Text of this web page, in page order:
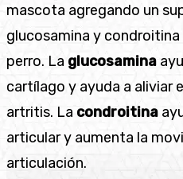
mascota agregando un
glucosamina y
perro. La glucosamina
cartílago y ayuda a aliviar
artritis. La condroitina
articular y aumenta la
articulación.